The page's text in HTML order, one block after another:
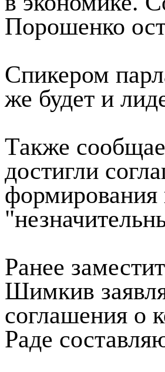
Порошенко
Спикером
же будет и
Также
достигли
формирования
Ранее
Шимкив
соглашения о
Раде